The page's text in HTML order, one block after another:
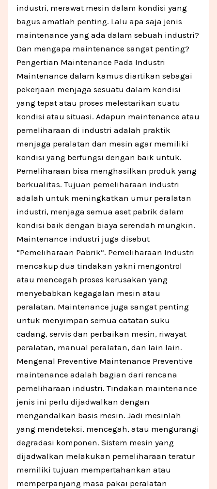
industri, merawat mesin dalam kondisi yang
bagus amatlah penting. Lalu apa saja jenis
maintenance yang ada dalam sebuah industri?
Dan mengapa maintenance sangat penting?
Pengertian Maintenance Pada Industri
Maintenance dalam kamus diartikan sebagai
pekerjaan menjaga sesuatu dalam kondisi
yang tepat atau proses melestarikan suatu
kondisi atau situasi. Adapun maintenance atau
pemeliharaan di industri adalah praktik
menjaga peralatan dan mesin agar memiliki
kondisi yang berfungsi dengan baik untuk.
Pemeliharaan bisa menghasilkan produk yang
berkualitas. Tujuan pemeliharaan industri
adalah untuk meningkatkan umur peralatan
industri, menjaga semua aset pabrik dalam
kondisi baik dengan biaya serendah mungkin.
Maintenance industri juga disebut
“Pemeliharaan Pabrik”. Pemeliharaan Industri
mencakup dua tindakan yakni mengontrol
atau mencegah proses kerusakan yang
menyebabkan kegagalan mesin atau
peralatan. Maintenance juga sangat penting
untuk menyimpan semua catatan suku
cadang, servis dan perbaikan mesin, riwayat
peralatan, manual peralatan, dan lain lain.
Mengenal Preventive Maintenance Preventive
maintenance adalah bagian dari rencana
pemeliharaan industri. Tindakan maintenance
jenis ini perlu dijadwalkan dengan
mengandalkan basis mesin. Jadi mesinlah
yang mendeteksi, mencegah, atau mengurangi
degradasi komponen. Sistem mesin yang
dijadwalkan melakukan pemeliharaan teratur
memiliki tujuan mempertahankan atau
memperpanjang masa pakai peralatan